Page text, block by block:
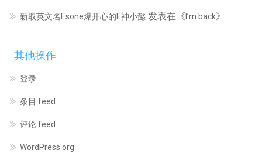
新取英文名Esone爆开心的E神小懿 发表在《 I’m back》
其他操作
登录
条目 feed
评论 feed
WordPress.org